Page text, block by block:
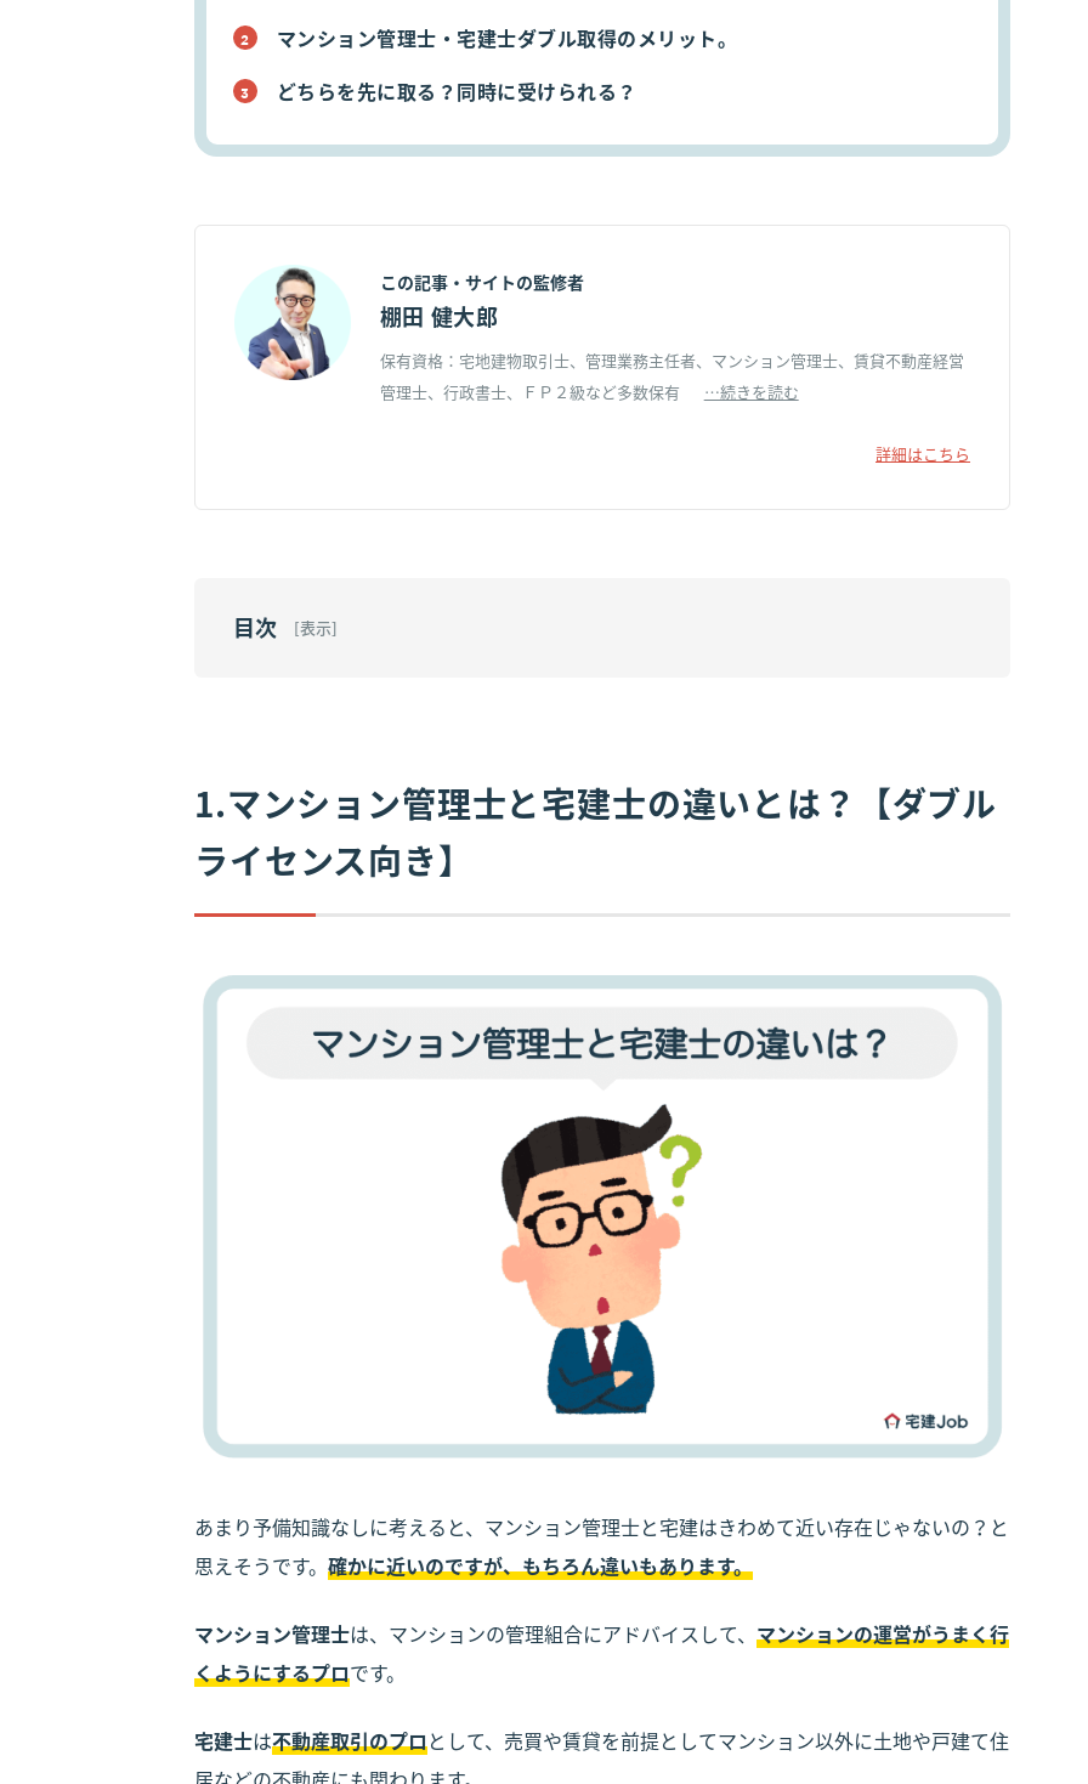
マンション管理士・宅建士ダブル取得のメリット。
どちらを先に取る？同時に受けられる？
この記事・サイトの監修者
棚田 健大郎
保有資格：宅地建物取引士、管理業務主任者、マンション管理士、賃貸不動産経営
管理士、行政書士、ＦＰ２級など多数保有
…続きを読む
詳細はこちら
目次 [表示]
1.マンション管理士と宅建士の違いとは？【ダブル
ライセンス向き】
あまり予備知識なしに考えると、マンション管理士と宅建はきわめて近い存在じゃないの？と
思えそうです。 確かに近いのですが、もちろん違いもあります。
マンション管理士は、マンションの管理組合にアドバイスして、 マンションの運営がうまく行
くようにするプロです。
宅建士は不動産取引のプロとして、売買や賃貸を前提としてマンション以外に土地や戸建て住